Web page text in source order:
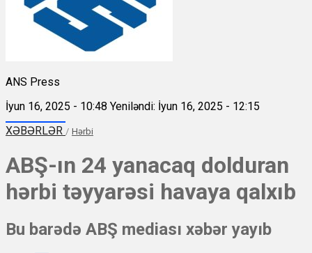
ANS Press
İyun 16, 2025 - 10:48 Yeniləndi: İyun 16, 2025 - 12:15
XƏBƏRLƏR / Hərbi
ABŞ-ın 24 yanacaq dolduran
hərbi təyyarəsi havaya qalxıb
Bu barədə ABŞ mediası xəbər yayıb